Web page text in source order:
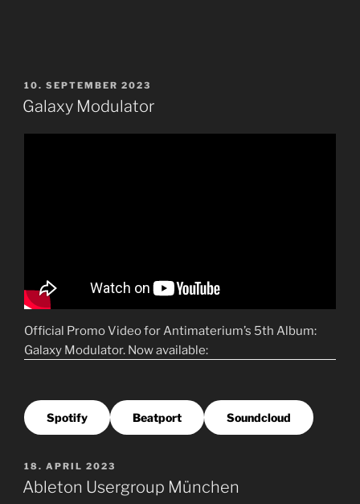
VERÖFFENTLICHT
AM
10. SEPTEMBER 2023
Galaxy Modulator
Official Promo Video for Antimaterium’s 5th Album:
Galaxy Modulator. Now available:
Spotify Beatport Soundcloud
VERÖFFENTLICHT
AM
18. APRIL 2023
Ableton Usergroup München